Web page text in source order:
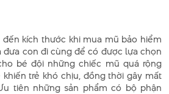
kích thước khi mua mũ bảo hiểm
con đi cùng để có được lựa chọn
bé đội những chiếc mũ quá rộng
trẻ khó chịu, đồng thời gây mất
tiên những sản phẩm có bộ phận